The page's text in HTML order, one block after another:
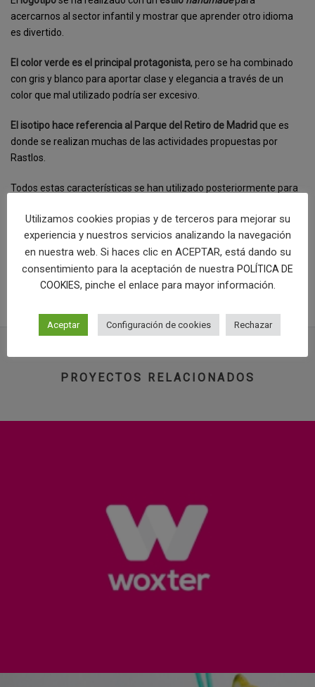
acercarnos al sector infantil y mostrar que aprender otro idioma
es divertido.
El color verde es el principal protagonista, pero se ha combinado
con gris y blanco para aportar clase y elegancia a través de un
color que mal utilizado podría ser excesivo.
El isotipo hace referencia al Parque del Retiro de Madrid que es
donde se realizan muchas de las actividades propuestas por
Rastlos.
Todos estas características se han utilizado posteriormente para
factoryfy.
[categorias]
COMPRAR LOGOTIPO
PROYECTOS RELACIONADOS
Utilizamos cookies propias y de terceros para mejorar su
experiencia y nuestros servicios analizando la navegación
en nuestra web. Si haces clic en ACEPTAR, está dando su
consentimiento para la aceptación de nuestra POLÍTICA DE
COOKIES, pinche el enlace para mayor información.
Aceptar Configuración de cookies Rechazar